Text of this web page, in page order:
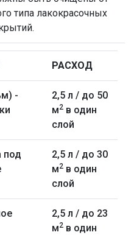
типа лакокрасочных
РАСХОД
-
2,5 л / до 50
м2 в один
слой
под
2,5 л / до 30
м2 в один
слой
2,5 л / до 23
м2 в один